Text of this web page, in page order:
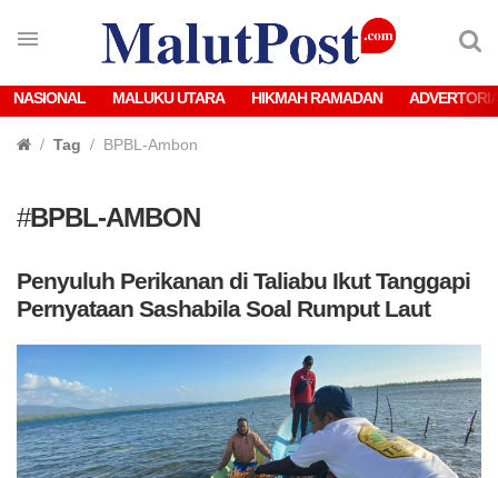
NASIONAL MALUKU UTARA HIKMAH RAMADAN
Tag BPBL-Ambon
#BPBL-AMBON
Penyuluh Perikanan di Taliabu Ikut Tanggapi
Pernyataan Sashabila Soal Rumput Laut